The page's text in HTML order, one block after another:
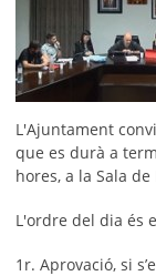
L'Ajuntament
que es durà a
hores, a la Sala
L'ordre del dia és
1r. Aprovació, si